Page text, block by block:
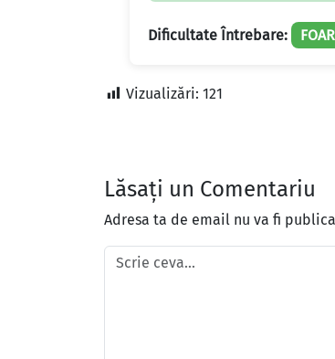
Dificultate Întrebare:
Vizualizări: 121
Lăsați un Comentariu
Adresa ta de email nu va fi